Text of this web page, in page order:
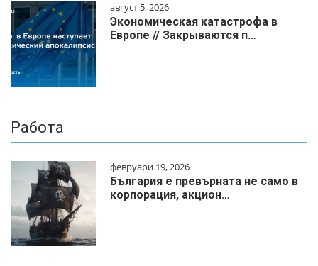
август 5, 2026
Экономическая катастрофа в
Европе // Закрываются п…
Работа
февруари 19, 2026
България е превърната не само в
корпорация, акцион…